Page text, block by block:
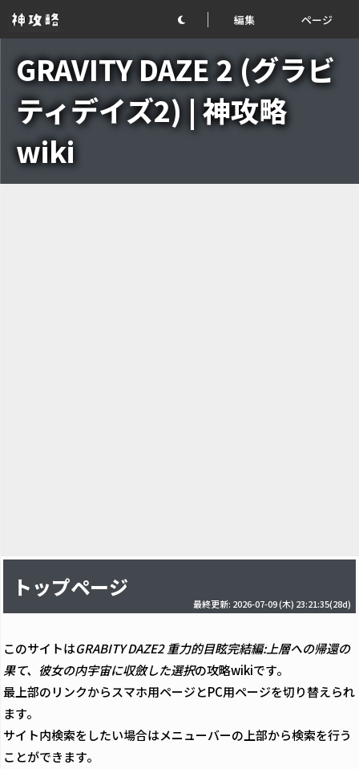
編集 ページ
GRAVITY DAZE 2 (グラビ
ティデイズ2) | 神攻略
wiki
トップページ
最終更新: 2026-07-09 (木) 23:21:35(28d)
このサイトはGRABITY DAZE2 重力的目眩完結編:上層への帰還の
果て、彼女の内宇宙に収斂した選択の攻略wikiです。
最上部のリンクからスマホ用ページとPC用ページを切り替えられ
ます。
サイト内検索をしたい場合はメニューバーの上部から検索を行う
ことができます。